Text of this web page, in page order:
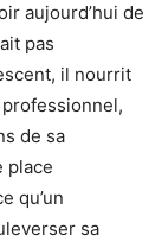
aujourd’hui de
pas
il nourrit
professionnel,
de sa
place
qu’un
sa